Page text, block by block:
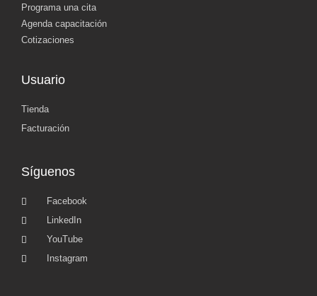
Programa una cita
Agenda capacitación
Cotizaciones
Usuario
Tienda
Facturación
Síguenos
Facebook
LinkedIn
YouTube
Instagram